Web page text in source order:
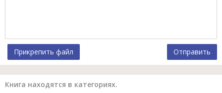
Прикрепить файл Отправить
Книга находятся в категориях.